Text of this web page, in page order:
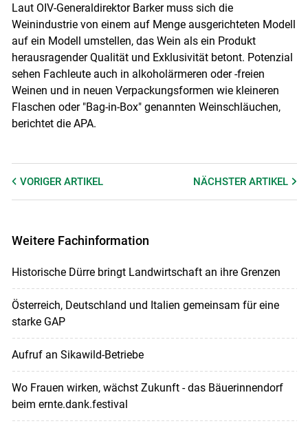
Laut OIV-Generaldirektor Barker muss sich die
Weinindustrie von einem auf Menge ausgerichteten Modell
auf ein Modell umstellen, das Wein als ein Produkt
herausragender Qualität und Exklusivität betont. Potenzial
sehen Fachleute auch in alkoholärmeren oder -freien
Weinen und in neuen Verpackungsformen wie kleineren
Flaschen oder "Bag-in-Box" genannten Weinschläuchen,
berichtet die APA.
VORIGER ARTIKEL NÄCHSTERARTIKEL
Weitere Fachinformation
Historische Dürre bringt Landwirtschaft an ihre Grenzen
Österreich, Deutschland und Italien gemeinsam für eine
starke GAP
Aufruf an Sikawild-Betriebe
Wo Frauen wirken, wächst Zukunft - das Bäuerinnendorf
beim ernte.dank.festival